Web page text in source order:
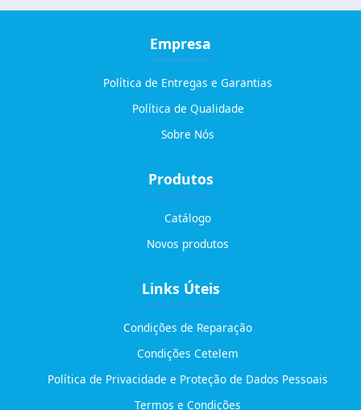
Empresa
Política de Entregas e Garantias
Política de Qualidade
Sobre Nós
Produtos
Catálogo
Novos produtos
Links Úteis
Condições de Reparação
Condições Cetelem
Política de Privacidade e Proteção de Dados Pessoais
Termos e Condições